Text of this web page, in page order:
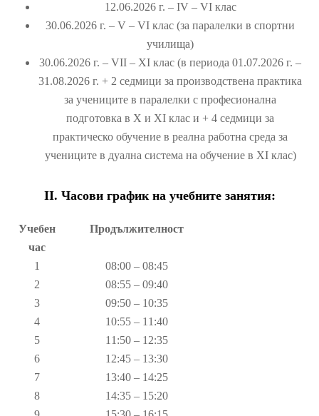
12.06.2026 г. – IV – VІ клас
30.06.2026 г. – V – VІ клас (за паралелки в спортни
училища)
30.06.2026 г. – VII – ХІ клас (в периода 01.07.2026 г. –
31.08.2026 г. + 2 седмици за производствена практика
за учениците в паралелки с професионална
подготовка в Х и XI клас и + 4 седмици за
практическо обучение в реална работна среда за
учениците в дуална система на обучение в XI клас)
II. Часови график на учебните занятия:
Учебен
час
Продължителност
1
08:00 – 08:45
2
08:55 – 09:40
3
09:50 – 10:35
4
10:55 – 11:40
5
11:50 – 12:35
6
12:45 – 13:30
7
13:40 – 14:25
8
14:35 – 15:20